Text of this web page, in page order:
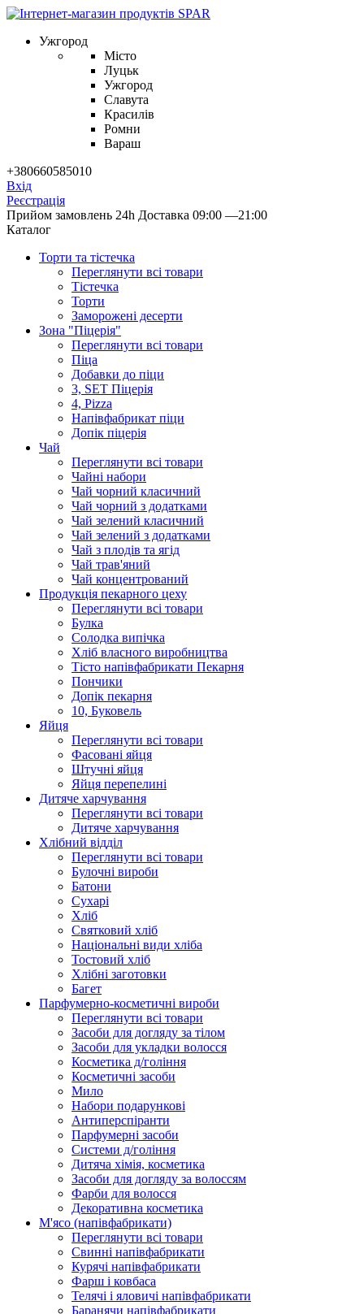
Ужгород
Місто
Луцьк
Ужгород
Славута
Красилів
Ромни
Вараш
+380660585010
Вхід
Реєстрація
Прийом замовлень 24h Доставка 09:00 —21:00
Каталог
Торти та тістечка
Переглянути всі товари
Тістечка
Торти
Заморожені десерти
Зона "Піцерія"
Переглянути всі товари
Піца
Добавки до піци
3, SET Піцерія
4, Pizza
Напівфабрикат піци
Допік піцерія
Чай
Переглянути всі товари
Чайні набори
Чай чорний класичний
Чай чорний з додатками
Чай зелений класичний
Чай зелений з додатками
Чай з плодів та ягід
Чай трав'яний
Чай концентрований
Продукцiя пекарного цеху
Переглянути всі товари
Булка
Солодка випiчка
Хлiб власного виробництва
Тiсто напiвфабрикати Пекарня
Пончики
Допік пекарня
10, Буковель
Яйця
Переглянути всі товари
Фасовані яйця
Штучні яйця
Яйця перепелині
Дитяче харчування
Переглянути всі товари
Дитяче харчування
Хлібний відділ
Переглянути всі товари
Булочні вироби
Батони
Сухарі
Хліб
Святковий хліб
Національні види хліба
Тостовий хліб
Хлібні заготовки
Багет
Парфумерно-косметичні вироби
Переглянути всі товари
Засоби для догляду за тілом
Засоби для укладки волосся
Косметика д/гоління
Косметичні засоби
Мило
Набори подарункові
Антиперспіранти
Парфумерні засоби
Системи д/гоління
Дитяча хімія, косметика
Засоби для догляду за волоссям
Фарби для волосся
Декоративна косметика
М'ясо (напiвфабрикати)
Переглянути всі товари
Свиннi напiвфабрикати
Курячi напiвфабрикати
Фарш i ковбаса
Телячi i яловичi напiвфабрикати
Баранячи напiвфабрикати